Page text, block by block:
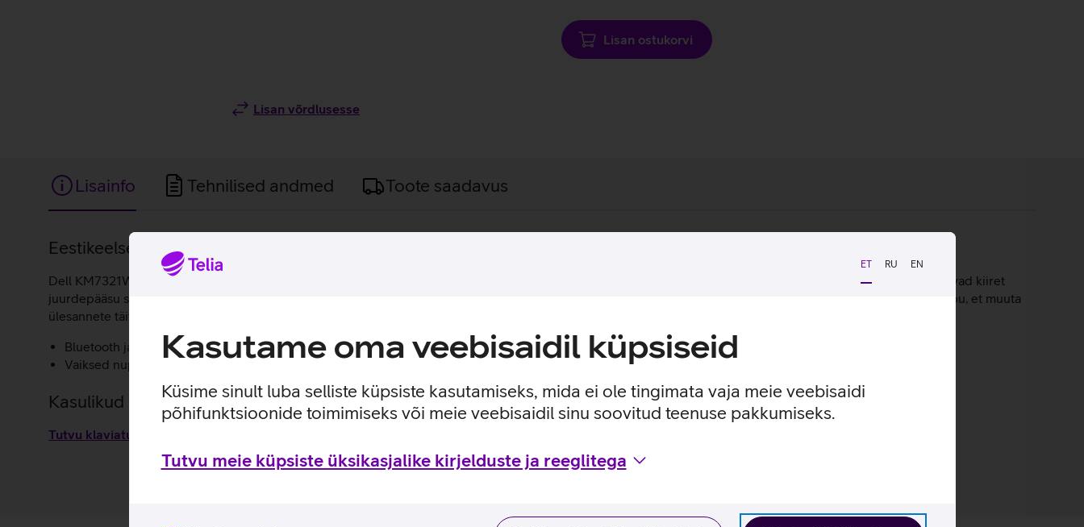
ET RU EN
Kasutame oma veebisaidil küpsiseid
Küsime sinult luba selliste küpsiste kasutamiseks, mida ei ole tingimata vaja meie veebisaidi
põhifunktsioonide toimimiseks või meie veebisaidil sinu soovitud teenuse pakkumiseks.
Tutvu meie küpsiste üksikasjalike kirjelduste ja reeglitega
Lisan võrdlusesse
Lisan ostukorvi
Lisainfo Tehnilised andmed Toote saadavus
Lisainfo
Eestikeelse asetusega juhtmevaba klaviatuurikomplekt.
Dell KM7321W on juhtmevaba klaviatuuri ja hiire komplekt, mis pakub mugavust igapäevaseks tööks. Klaviatuuril on 12 programmeeritavat nuppu, mis lihtsustavad kiiret
juurdepääsu sageli kasutatavatele toimingutele. Tänu madalatele nuppudele on klaviatuuril trükkimine mugav ning vaikne. Hiir omab 5 programmeeritavat nuppu, et muuta
ülesannete täitmist veelgi efektiivsemaks. Klaviatuuril on eraldi numbriklahvid, mis muudavad arvutiga töötamise tõhusamaks.
Bluetooth ja 2,4 GHz USB ühendus.
Vaiksed nupud ja eraldi numbriklahvid.
Kasulikud lingid
Tutvu klaviatuurikomplekti Dell Premier KM7321W omaduste ja kasutusviisidega tootja kodulehel